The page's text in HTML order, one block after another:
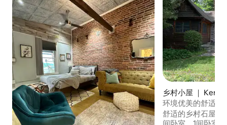
乡村小屋 ｜
环境优美的舒适乡
舒适的乡村石屋，